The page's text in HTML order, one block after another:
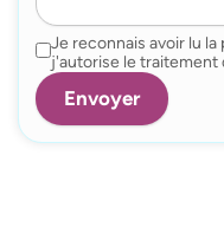
Je reconnais avoir lu
j'autorise le traitement